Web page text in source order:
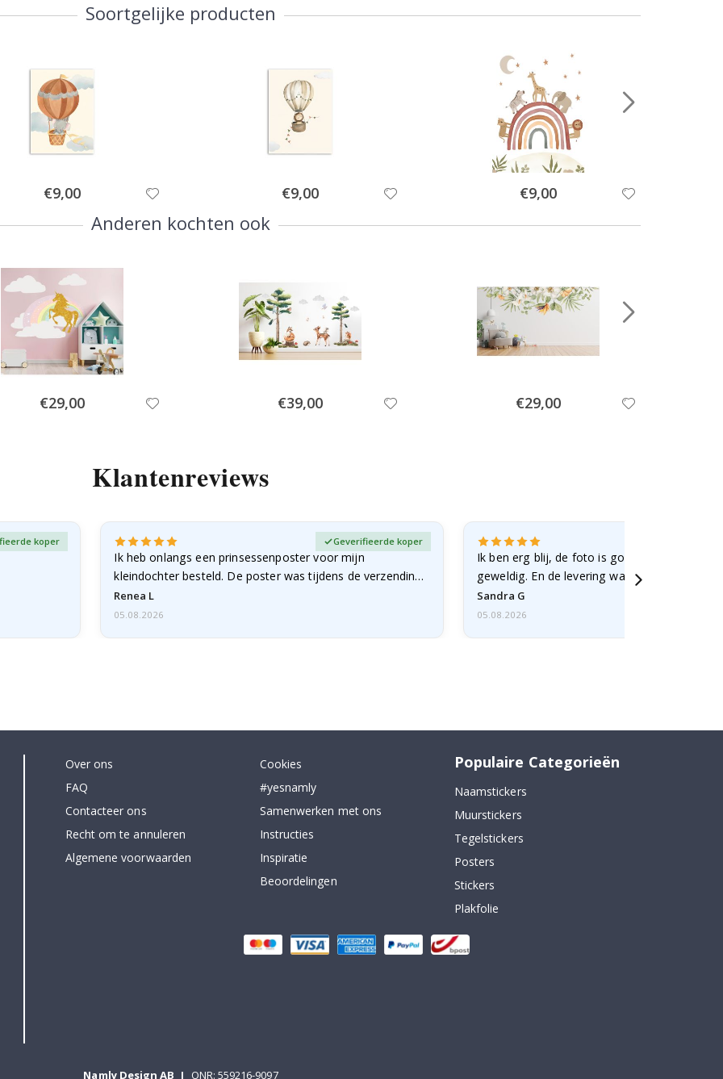
Soortgelijke producten
Special
Price
€9,00 Special
Price
€9,00 Special
Price
€9,00
Anderen kochten ook
Special
Price
€29,00 Special
Price
€39,00 Special
Price
€29,00
Klantenreviews
koper
Ik heb onlangs een prinsessenposter voor mijn
kleindochter besteld. De poster was tijdens de verzending
licht…
Renea L
Geverifieerde koper
05.08.2026
Ik ben erg blij, de foto is goed gelukt en de
geweldig. En de levering was snel.
Sandra G
05.08.2026
Over ons
FAQ
Contacteer ons
Recht om te annuleren
Algemene voorwaarden
Cookies
#yesnamly
Samenwerken met ons
Instructies
Inspiratie
Beoordelingen
Populaire Categorieën
Naamstickers
Muurstickers
Tegelstickers
Posters
Stickers
Plakfolie
Namly Design AB | ONR: 559216-9097